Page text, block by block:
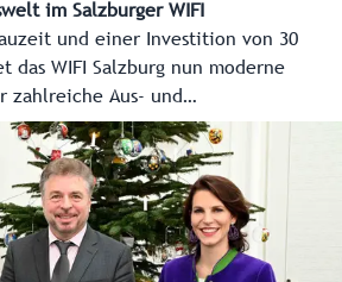
im Salzburger WIFI
und einer Investition von 30
das WIFI Salzburg nun moderne
zahlreiche Aus- und
Neues Highlight ist die
Schülerinnen und Schüler ab 2026
interaktiv erleben lässt.